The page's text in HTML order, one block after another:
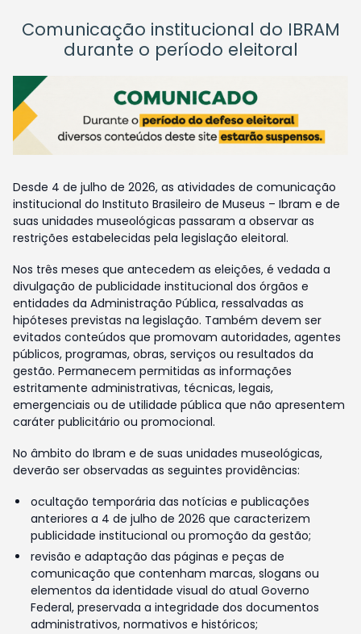
Comunicação institucional do IBRAM
durante o período eleitoral
Desde 4 de julho de 2026, as atividades de comunicação
institucional do Instituto Brasileiro de Museus – Ibram e de
suas unidades museológicas passaram a observar as
restrições estabelecidas pela legislação eleitoral.
Nos três meses que antecedem as eleições, é vedada a
divulgação de publicidade institucional dos órgãos e
entidades da Administração Pública, ressalvadas as
hipóteses previstas na legislação. Também devem ser
evitados conteúdos que promovam autoridades, agentes
públicos, programas, obras, serviços ou resultados da
gestão. Permanecem permitidas as informações
estritamente administrativas, técnicas, legais,
emergenciais ou de utilidade pública que não apresentem
caráter publicitário ou promocional.
No âmbito do Ibram e de suas unidades museológicas,
deverão ser observadas as seguintes providências:
ocultação temporária das notícias e publicações
anteriores a 4 de julho de 2026 que caracterizem
publicidade institucional ou promoção da gestão;
revisão e adaptação das páginas e peças de
comunicação que contenham marcas, slogans ou
elementos da identidade visual do atual Governo
Federal, preservada a integridade dos documentos
administrativos, normativos e históricos;